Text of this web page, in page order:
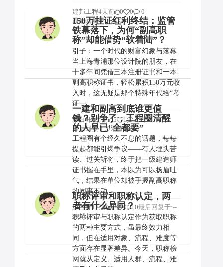
建邦工程4天前 0 0
0
最后回复于:--
32
150万挂证红利终结：监管
铁幕落下，为何“副高职
称”却能借势“软着陆”？
引子：一个时代的财富幻象与落幕
当上海青浦那位设计院的朋友，在
十多年间凭借三本注册证书和一本
副高职称证书，轻松累积150万元收
入时，这无疑是那个特殊年代给“考
证一...
凉白开1月前 5 1
2
最后回复于:9天前
258
一建和副高到底谁更值
钱？别争了，工程圈清醒
的人早已“全都要”
工程圈有个经久不息的话题，每每
提起都能引爆争议——有人埋头苦
读、过关斩将，终于把一级建造师
证书握在手里，本以为可以扬眉吐
气，结果在单位却被手握副高职称
的同事不动...
凉白开1月前 2 0 0最后回复于:--
181
职称评审和职称认定，两
者有什么异同？
职称评审与职称认定作为获取职称
的两种主要方式，虽最终效力相
同，但在适用对象、流程、难度等
方面存在显著差异。今天，职称榜
网就从定义、适用人群、流程、难